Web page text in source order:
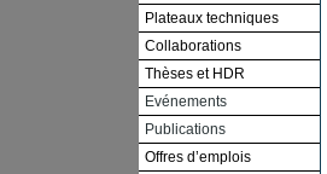
Plateaux techniques
Collaborations
Thèses et HDR
Evénements
Publications
Offres d’emplois